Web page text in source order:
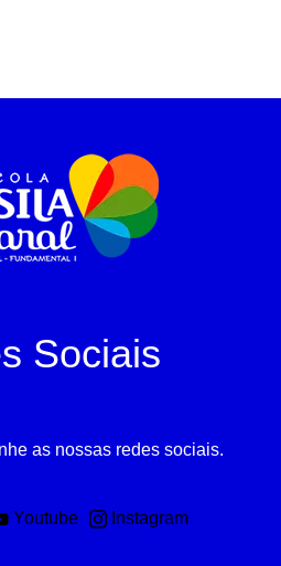
Sociais
as nossas redes sociais.
Youtube Instagram